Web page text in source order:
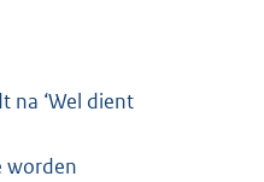
na ‘Wel dient
worden